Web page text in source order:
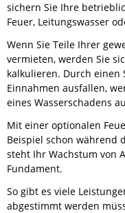
sichern Sie Ihre
Feuer, Leitungswasser
Wenn Sie Teile Ihrer
vermieten, werden Sie
kalkulieren. Durch einen
Einnahmen ausfallen,
eines Wasserschadens
Mit einer optionalen
Beispiel schon während
steht Ihr Wachstum von
Fundament.
So gibt es viele
abgestimmt werden